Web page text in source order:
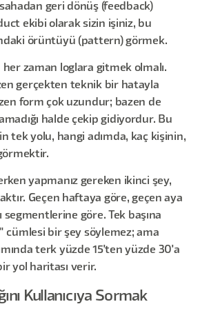
geri dönüş (feedback)
ekibi olarak sizin işiniz, bu
örüntüyü (pattern) görmek.
her zaman loglara gitmek olmalı.
gerçekten teknik bir hatayla
form çok uzundur; bazen de
halde çekip gidiyordur. Bu
tek yolu, hangi adımda, kaç kişinin,
yapmanız gereken ikinci şey,
Geçen haftaya göre, geçen aya
segmentlerine göre. Tek başına
cümlesi bir şey söylemez; ama
terk yüzde 15'ten yüzde 30'a
yol haritası verir.
Kullanıcıya Sormak